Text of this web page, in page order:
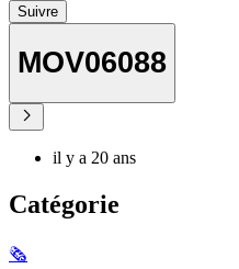
Suivre
MOV06088
il y a 20 ans
Catégorie
🗞